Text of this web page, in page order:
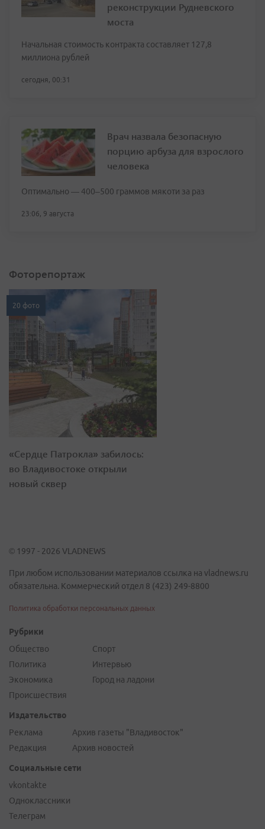
реконструкции Рудневского
моста
Начальная стоимость контракта составляет 127,8
миллиона рублей
сегодня, 00:31
Врач назвала безопасную
порцию арбуза для взрослого
человека
Оптимально — 400–500 граммов мякоти за раз
23:06, 9 августа
Фоторепортаж
20 фото
«Сердце Патрокла» забилось:
во Владивостоке открыли
новый сквер
© 1997 - 2026 VLADNEWS
При любом использовании материалов ссылка на vladnews.ru
обязательна. Коммерческий отдел 8 (423) 249-8800
Политика обработки персональных данных
Рубрики
Общество
Политика
Экономика
Происшествия
Спорт
Интервью
Город на ладони
Издательство
Реклама
Редакция
Архив газеты "Владивосток"
Архив новостей
Социальные сети
vkontakte
Одноклассники
Телеграм